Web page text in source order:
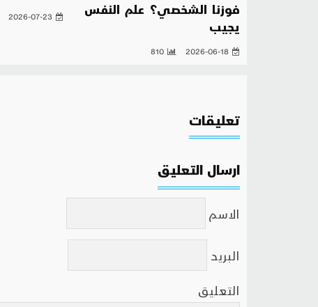
2026-07-23
فوزنا الشخصي؟ علم النفس
يجيب
2026-06-18
810
تعليقات
ارسال التعليق
الاسم
البريد
التعليق